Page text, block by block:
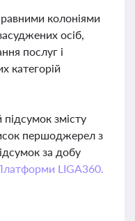
колоніями
осіб,
послуг і
категорій
змісту
першоджерел з
за добу
LIGA360.